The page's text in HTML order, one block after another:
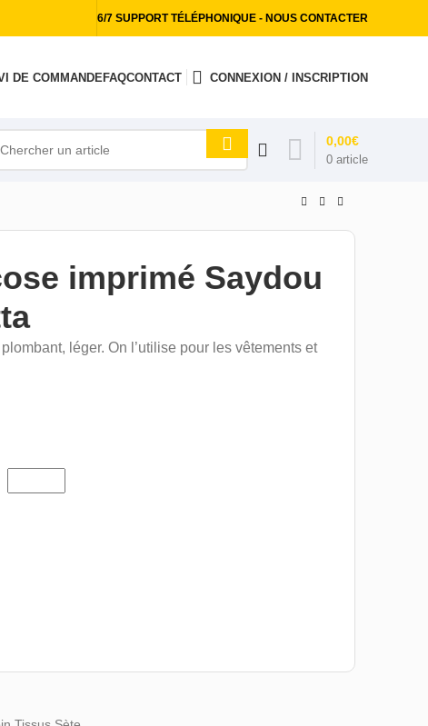
6/7 SUPPORT TÉLÉPHONIQUE - NOUS CONTACTER
DE COMMANDEFAQCONTACT CONNEXION / INSCRIPTION
0 article
0,00€
imprimé Saydou
plombant, léger. On l’utilise pour les vêtements et